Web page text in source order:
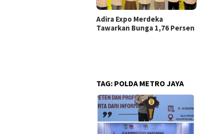
Adira Expo Merdeka
Tawarkan Bunga 1,76 Persen
TAG: POLDA METRO JAYA